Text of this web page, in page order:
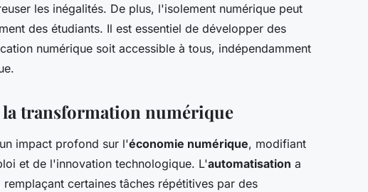
les inégalités. De plus, l'isolement numérique peut
des étudiants. Il est essentiel de développer des
numérique soit accessible à tous, indépendamment
la transformation numérique
impact profond sur l'économie numérique, modifiant
et de l'innovation technologique. L'automatisation a
certaines tâches répétitives par des